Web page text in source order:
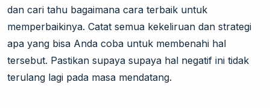
dan cari tahu bagaimana cara terbaik untuk
memperbaikinya. Catat semua kekeliruan dan strategi
apa yang bisa Anda coba untuk membenahi hal
tersebut. Pastikan supaya supaya hal negatif ini tidak
terulang lagi pada masa mendatang.